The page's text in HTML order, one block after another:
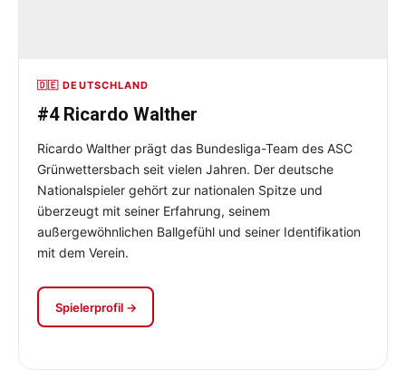
🇩🇪 DEUTSCHLAND
#4 Ricardo Walther
Ricardo Walther prägt das Bundesliga-Team des ASC
Grünwettersbach seit vielen Jahren. Der deutsche
Nationalspieler gehört zur nationalen Spitze und
überzeugt mit seiner Erfahrung, seinem
außergewöhnlichen Ballgefühl und seiner Identifikation
mit dem Verein.
Spielerprofil →